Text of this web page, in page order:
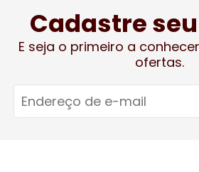
Cadastre
E seja o primeiro a
ofertas.